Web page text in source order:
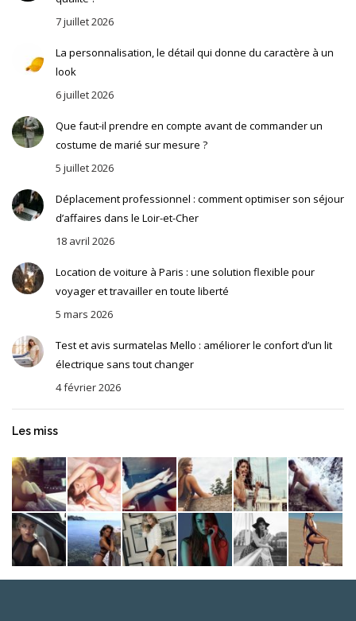
7 juillet 2026
La personnalisation, le détail qui donne du caractère à un
look
6 juillet 2026
Que faut-il prendre en compte avant de commander un
costume de marié sur mesure ?
5 juillet 2026
Déplacement professionnel : comment optimiser son séjour
d’affaires dans le Loir-et-Cher
18 avril 2026
Location de voiture à Paris : une solution flexible pour
voyager et travailler en toute liberté
5 mars 2026
Test et avis surmatelas Mello : améliorer le confort d’un lit
électrique sans tout changer
4 février 2026
Les miss